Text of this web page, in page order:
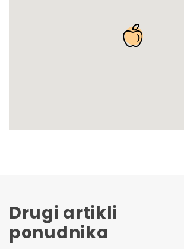
Drugi artikli
ponudnika